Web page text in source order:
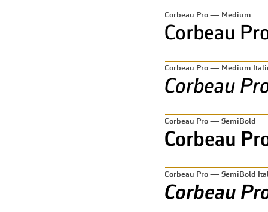
Corbeau Pro — Medium
Corbeau Pro — Medium
Corbeau Pro — SemiBold
Corbeau Pro — SemiBold